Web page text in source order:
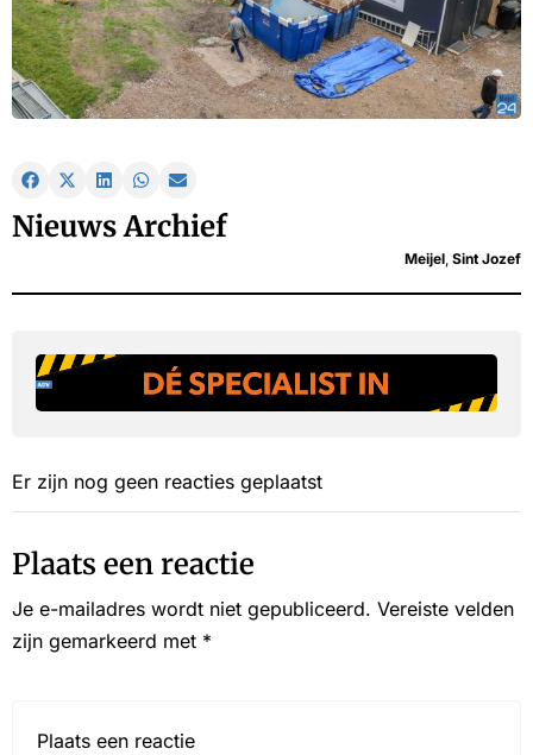
Nieuws Archief
Meijel, Sint Jozef
Er zijn nog geen reacties geplaatst
Plaats een reactie
Je e-mailadres wordt niet gepubliceerd. Vereiste velden
zijn gemarkeerd met *